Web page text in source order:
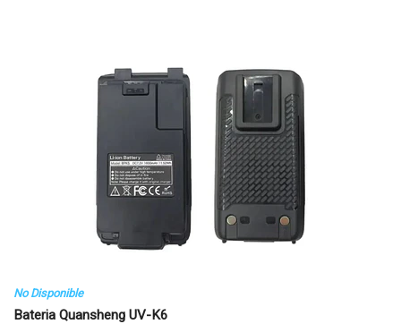
No Disponible
Bateria Quansheng UV-K6